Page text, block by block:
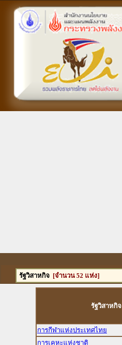
รัฐวิสาหกิจ [จำนวน 52 แห่ง]
รัฐวิสาหกิจ
การกีฬาแห่งประเทศไทย
การเคหะแห่งชาติ